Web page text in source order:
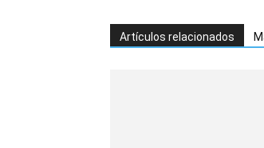
Artículos relacionados